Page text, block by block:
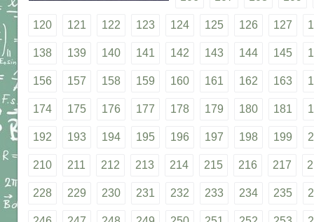
120 121 122 123 124 125 126 127
138 139 140 141 142 143 144 145
156 157 158 159 160 161 162 163
174 175 176 177 178 179 180 181
192 193 194 195 196 197 198 199
210 211 212 213 214 215 216 217
228 229 230 231 232 233 234 235